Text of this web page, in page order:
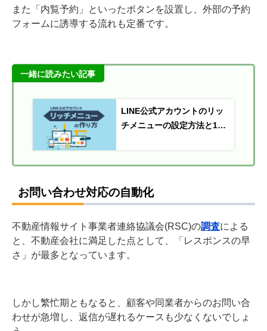
また「内覧予約」といったボタンを設置し、外部の予約
フォームに誘導する流れも定番です。
一緒に読みたい記事
LINE公式アカウントのリッ
チメニューの設定方法と10
お問い合わせ対応の自動化
不動産情報サイト事業者連絡協議会(RSC)の調査による
と、不動産会社に満足した点として、「レスポンスの早
さ」が最多となっています。
しかし繁忙期ともなると、顧客や同業者からのお問い合
わせが急増し、返信が遅れるケースも少なくないでしょ